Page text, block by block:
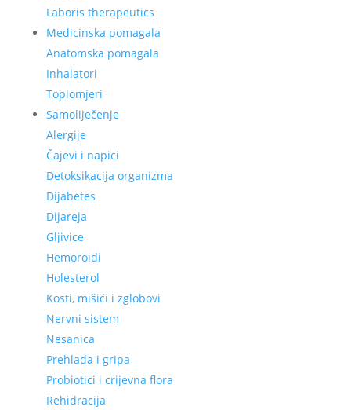
Laboris therapeutics
Medicinska pomagala
Anatomska pomagala
Inhalatori
Toplomjeri
Samoliječenje
Alergije
Čajevi i napici
Detoksikacija organizma
Dijabetes
Dijareja
Gljivice
Hemoroidi
Holesterol
Kosti, mišići i zglobovi
Nervni sistem
Nesanica
Prehlada i gripa
Probiotici i crijevna flora
Rehidracija